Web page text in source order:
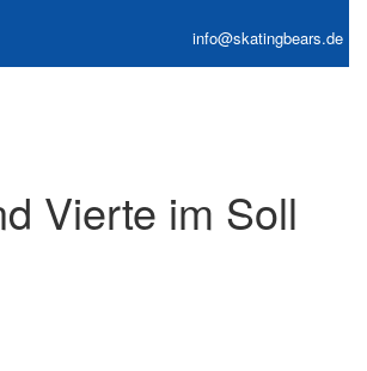
info@skatingbears.de
Vierte im Soll